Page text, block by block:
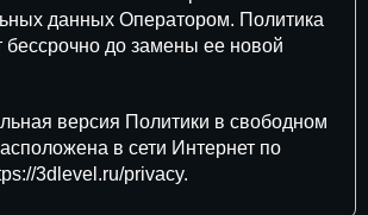
данных Оператором. Политика
бессрочно до замены ее новой
версия Политики в свободном
в сети Интернет по
3dlevel.ru/privacy.